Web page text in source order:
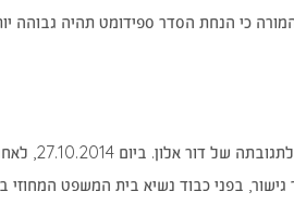
כי הנחת הסדר ספידומט תהיה
ביום
גישור, בפני כבוד נשיא בית המשפט